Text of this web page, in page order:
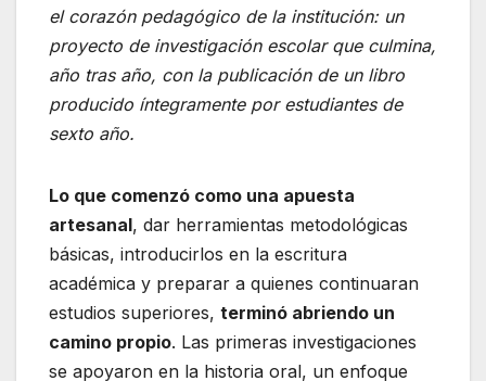
el corazón pedagógico de la institución: un
proyecto de investigación escolar que culmina,
año tras año, con la publicación de un libro
producido íntegramente por estudiantes de
sexto año.
Lo que comenzó como una apuesta
artesanal, dar herramientas metodológicas
básicas, introducirlos en la escritura
académica y preparar a quienes continuaran
estudios superiores, terminó abriendo un
camino propio. Las primeras investigaciones
se apoyaron en la historia oral, un enfoque